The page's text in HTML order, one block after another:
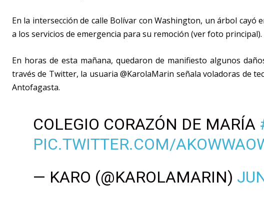
En la intersección de calle Bolívar con Washington, un árbol cayó
a los servicios de emergencia para su remoción (ver foto principal).
En horas de esta mañana, quedaron de manifiesto algunos
través de Twitter, la usuaria @KarolaMarin señala voladoras de
Antofagasta.
COLEGIO CORAZÓN DE MARÍA
PIC.TWITTER.COM/
— KARO (@KAROLAMARIN)